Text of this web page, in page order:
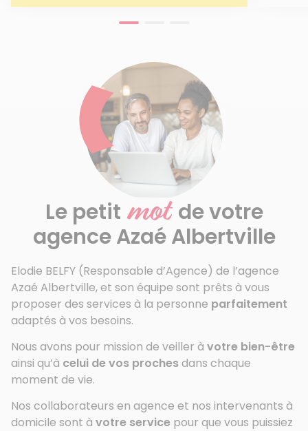
Le petit mot de votre
agence Azaé Albertville
Elodie BELFY (Responsable d’Agence) de l’agence
Azaé Albertville, et son équipe sont prêts à vous
proposer des services à la personne parfaitement
adaptés à vos besoins.
Nous avons pour mission de veiller à votre bien-être
ainsi qu’à celui de vos proches dans chaque
moment de vie.
Nos collaborateurs en agence et nos intervenants à
domicile sont à votre service pour que vous puissiez